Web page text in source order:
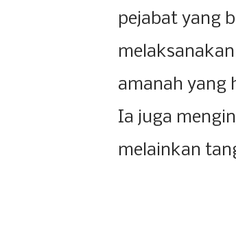
pejabat yang
amanah yang
Ia juga
melainkan